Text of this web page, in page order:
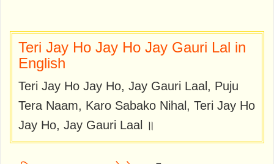
Teri Jay Ho Jay Ho Jay Gauri Lal in
English
Teri Jay Ho Jay Ho, Jay Gauri Laal, Puju
Tera Naam, Karo Sabako Nihal, Teri Jay Ho
Jay Ho, Jay Gauri Laal ॥